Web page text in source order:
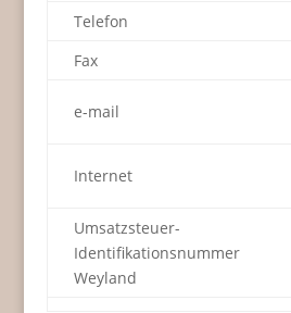
Telefon
Fax
e-mail
Internet
Umsatzsteuer-
Identifikationsnummer
Weyland